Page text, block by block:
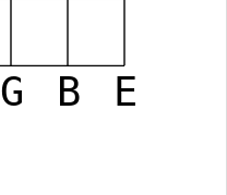
G B E